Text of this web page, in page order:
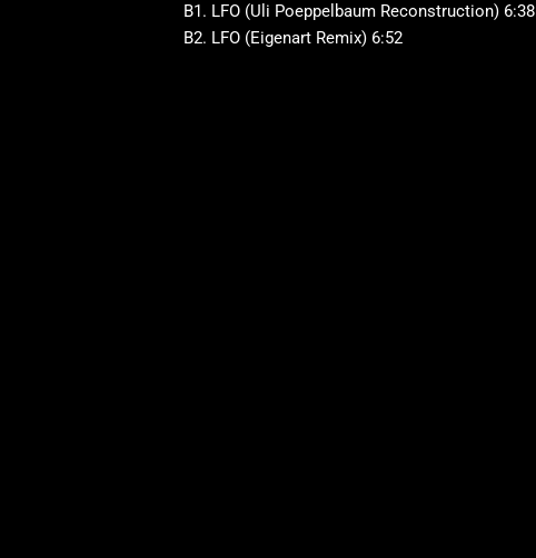
B1. LFO (Uli Poeppelbaum Reconstruction) 6:38
B2. LFO (Eigenart Remix) 6:52